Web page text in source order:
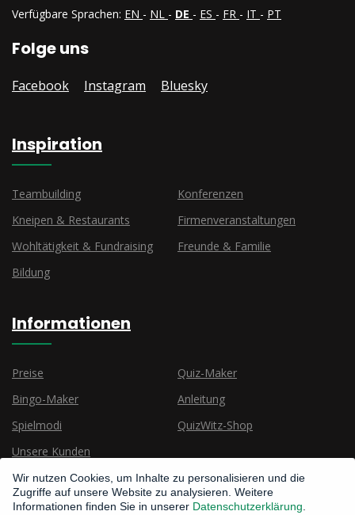
Verfügbare Sprachen: EN - NL - DE - ES - FR - IT - PT
Folge uns
Facebook Instagram Bluesky
Inspiration
Teambuilding
Konferenzen
Kneipen & Restaurants
Firmenveranstaltungen
Wohltätigkeit & Fundraising
Freunde & Familie
Bildung
Informationen
Preise
Quiz-Maker
Bingo-Maker
Anleitung
Spielmodi
QuizWitz-Shop
Unsere Kunden
Wir nutzen Cookies, um Inhalte zu personalisieren und die
Zugriffe auf unsere Website zu analysieren. Weitere
Informationen finden Sie in unserer Datenschutzerklärung.